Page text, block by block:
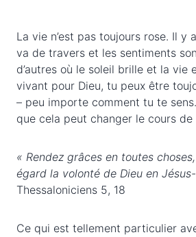
La vie n’est pas toujours rose. Il y
va de travers et les sentiments
d’autres où le soleil brille et la vie
vivant pour Dieu, tu peux être
– peu importe comment tu te
que cela peut changer le cours de
« Rendez grâces en toutes
égard la volonté de Dieu en
Thessaloniciens 5, 18
Ce qui est tellement particulier